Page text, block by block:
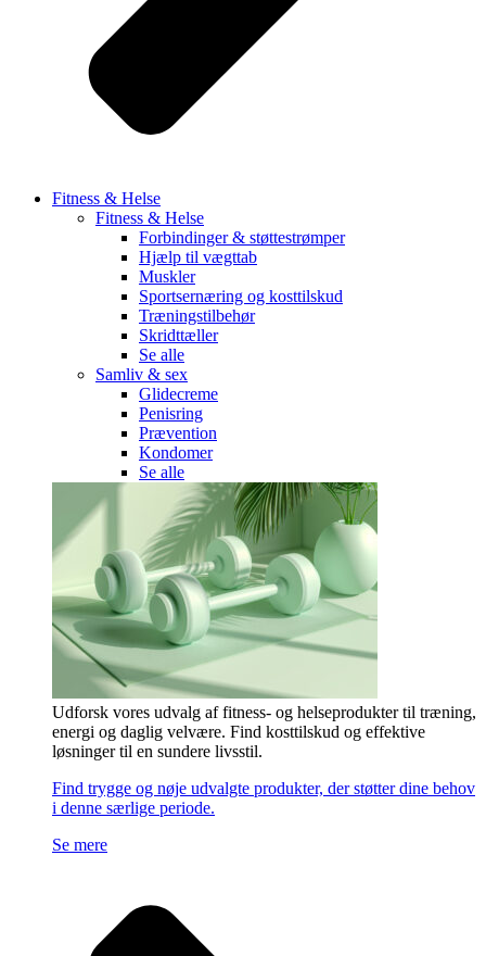
Fitness & Helse
Fitness & Helse
Forbindinger & støttestrømper
Hjælp til vægttab
Muskler
Sportsernæring og kosttilskud
Træningstilbehør
Skridttæller
Se alle
Samliv & sex
Glidecreme
Penisring
Prævention
Kondomer
Se alle
Udforsk vores udvalg af fitness- og helseprodukter til træning,
energi og daglig velvære. Find kosttilskud og effektive
løsninger til en sundere livsstil.
Find trygge og nøje udvalgte produkter, der støtter dine behov
i denne særlige periode.
Se mere